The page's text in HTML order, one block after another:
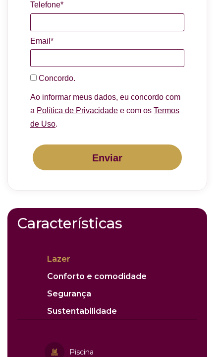
Telefone*
Email*
Concordo.
Ao informar meus dados, eu concordo com
a Política de Privacidade e com os Termos
de Uso.
Enviar
Características
Lazer
Conforto e comodidade
Segurança
Sustentabilidade
Piscina